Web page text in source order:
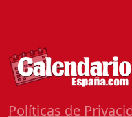
Políticas de